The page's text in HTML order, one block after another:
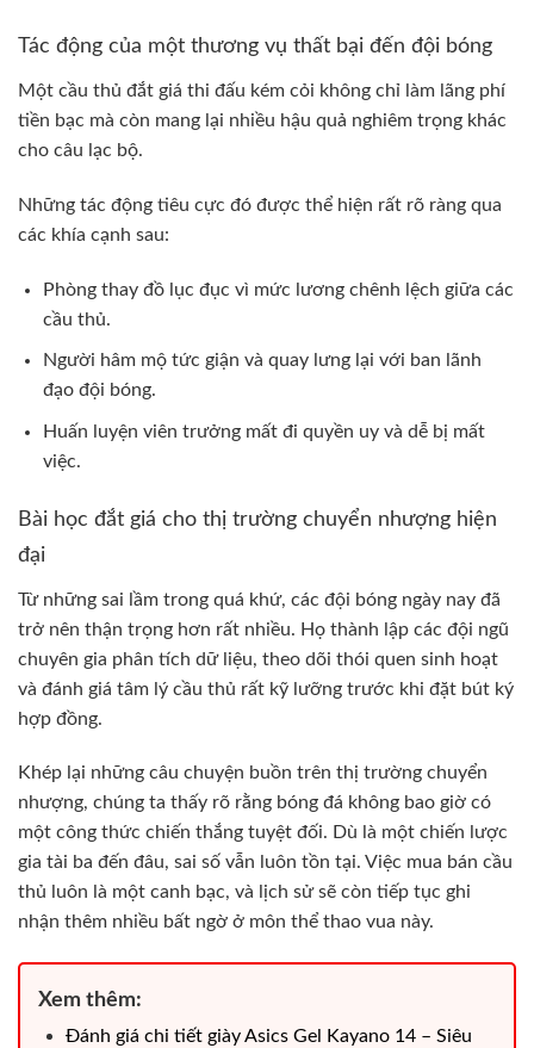
Tác động của một thương vụ thất bại đến đội bóng
Một cầu thủ đắt giá thi đấu kém cỏi không chỉ làm lãng phí
tiền bạc mà còn mang lại nhiều hậu quả nghiêm trọng khác
cho câu lạc bộ.
Những tác động tiêu cực đó được thể hiện rất rõ ràng qua
các khía cạnh sau:
Phòng thay đồ lục đục vì mức lương chênh lệch giữa các
cầu thủ.
Người hâm mộ tức giận và quay lưng lại với ban lãnh
đạo đội bóng.
Huấn luyện viên trưởng mất đi quyền uy và dễ bị mất
việc.
Bài học đắt giá cho thị trường chuyển nhượng hiện
đại
Từ những sai lầm trong quá khứ, các đội bóng ngày nay đã
trở nên thận trọng hơn rất nhiều. Họ thành lập các đội ngũ
chuyên gia phân tích dữ liệu, theo dõi thói quen sinh hoạt
và đánh giá tâm lý cầu thủ rất kỹ lưỡng trước khi đặt bút ký
hợp đồng.
Khép lại những câu chuyện buồn trên thị trường chuyển
nhượng, chúng ta thấy rõ rằng bóng đá không bao giờ có
một công thức chiến thắng tuyệt đối. Dù là một chiến lược
gia tài ba đến đâu, sai số vẫn luôn tồn tại. Việc mua bán cầu
thủ luôn là một canh bạc, và lịch sử sẽ còn tiếp tục ghi
nhận thêm nhiều bất ngờ ở môn thể thao vua này.
Xem thêm:
Đánh giá chi tiết giày Asics Gel Kayano 14 – Siêu